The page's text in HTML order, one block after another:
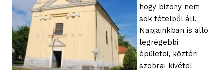
hogy bizony nem
sok tételből áll.
Napjainkban is álló
legrégebbi
épületei, köztéri
szobrai kivétel